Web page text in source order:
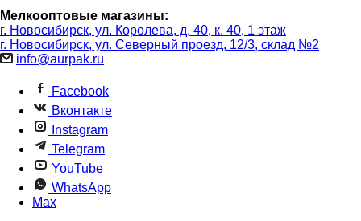
Мелкооптовые магазины:
г. Новосибирск, ул. Королева, д. 40, к. 40, 1 этаж
г. Новосибирск, ул. Северный проезд, 12/3, ​склад №2
info@aurpak.ru
Facebook
Вконтакте
Instagram
Telegram
YouTube
WhatsApp
Max